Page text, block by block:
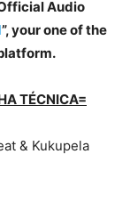
Audio
”, your one of the
TÉCNICA=
& Kukupela